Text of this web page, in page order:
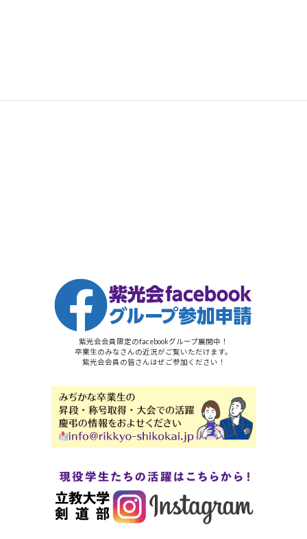
紫光会会員限定のfacebookグループ展開中！
卒業生のみなさんの近況がご覧いただけます。
紫光会会員の皆さんはぜご参加ください！